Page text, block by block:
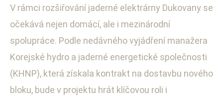
jaderné elektrárny Dukovany
16. 6. 2025 · 3 min čtení · Autor: Petra Fialová
V rámci rozšiřování jaderné elektrárny Dukovany se
očekává nejen domácí, ale i mezinárodní
spolupráce. Podle nedávného vyjádření manažera
Korejské hydro a jaderné energetické společnosti
(KHNP), která získala kontrakt na dostavbu nového
bloku, bude v projektu hrát klíčovou roli i